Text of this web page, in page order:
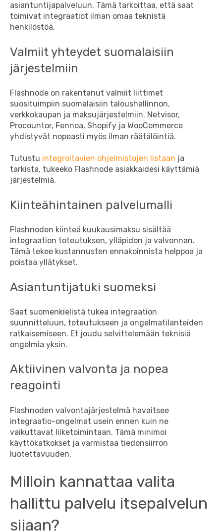
asiantuntijapalveluun. Tämä tarkoittaa, että saat
toimivat integraatiot ilman omaa teknistä
henkilöstöä.
Valmiit yhteydet suomalaisiin
järjestelmiin
Flashnode on rakentanut valmiit liittimet
suosituimpiin suomalaisiin taloushallinnon,
verkkokaupan ja maksujärjestelmiin. Netvisor,
Procountor, Fennoa, Shopify ja WooCommerce
yhdistyvät nopeasti myös ilman räätälöintiä.
Tutustu integroitavien ohjelmistojen listaan ja
tarkista, tukeeko Flashnode asiakkaidesi käyttämiä
järjestelmiä.
Kiinteähintainen palvelumalli
Flashnoden kiinteä kuukausimaksu sisältää
integraation toteutuksen, ylläpidon ja valvonnan.
Tämä tekee kustannusten ennakoinnista helppoa ja
poistaa yllätykset.
Asiantuntijatuki suomeksi
Saat suomenkielistä tukea integraation
suunnitteluun, toteutukseen ja ongelmatilanteiden
ratkaisemiseen. Et joudu selvittelemään teknisiä
ongelmia yksin.
Aktiivinen valvonta ja nopea
reagointi
Flashnoden valvontajärjestelmä havaitsee
integraatio-ongelmat usein ennen kuin ne
vaikuttavat liiketoimintaan. Tämä minimoi
käyttökatkokset ja varmistaa tiedonsiirron
luotettavuuden.
Milloin kannattaa valita
hallittu palvelu itsepalvelun
sijaan?